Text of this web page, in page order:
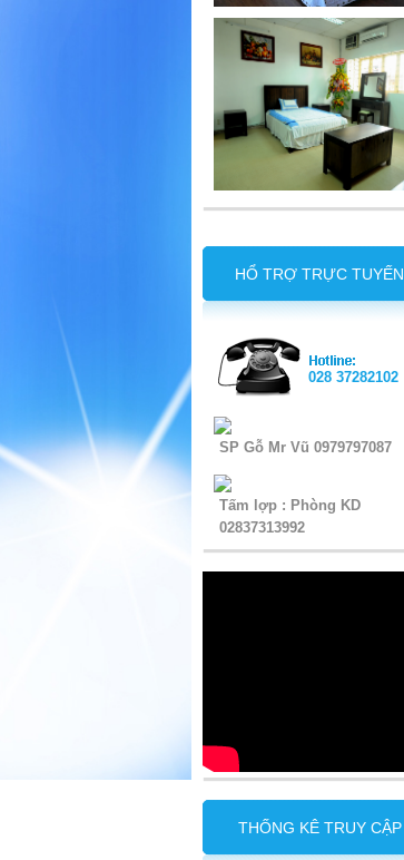
HỔ TRỢ TRỰC TUYẾN
028 37282102
SP Gỗ Mr Vũ 0979797087
Tấm lợp : Phòng KD
02837313992
THỐNG KÊ TRUY CẬP